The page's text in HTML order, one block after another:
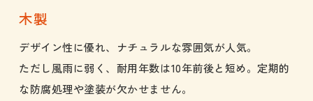
木製
デザイン性に優れ、ナチュラルな雰囲気が人気。
ただし風雨に弱く、耐用年数は10年前後と短め。定期的
な防腐処理や塗装が欠かせません。